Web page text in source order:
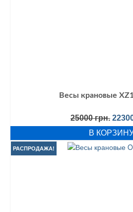
Весы крановые
25000грн.
цена
В
РАСПРОДАЖА!